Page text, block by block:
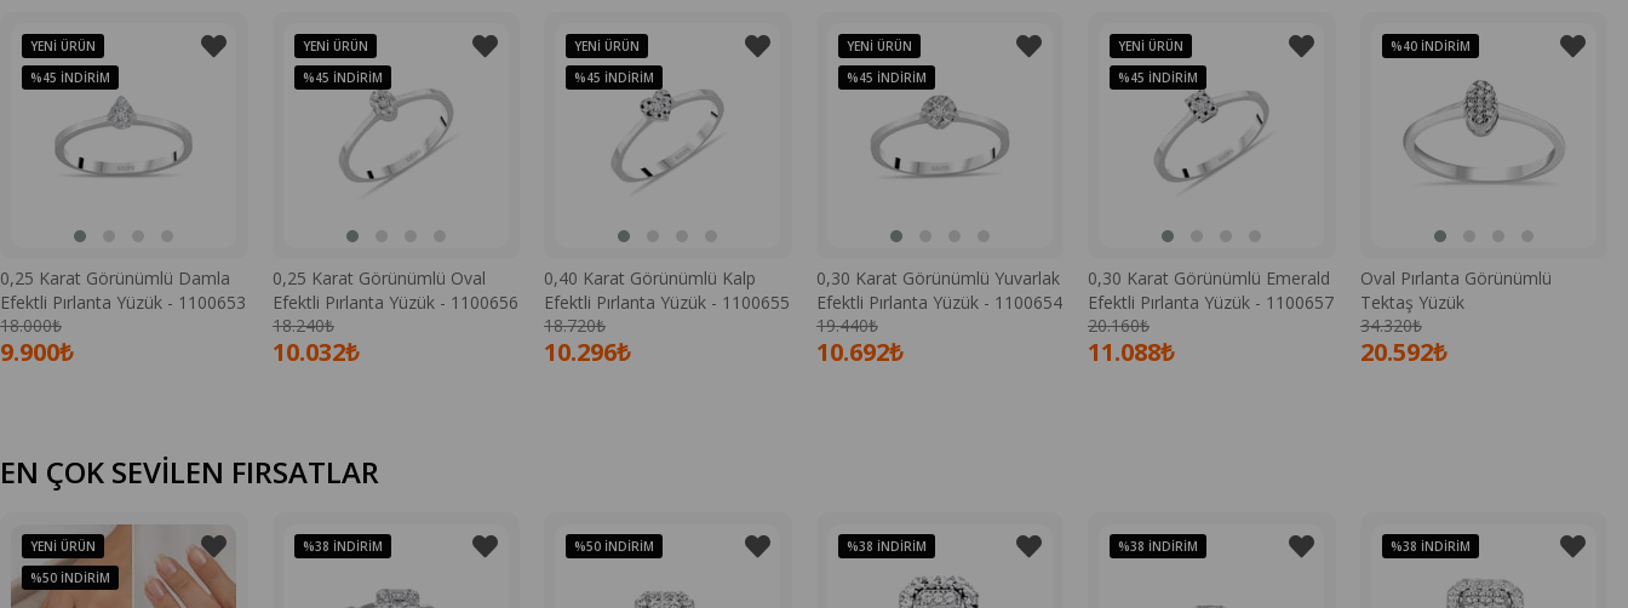
0,25 Karat Görünümlü Damla
Efektli Pırlanta Yüzük - 1100653
9.900₺
18.000₺
YENI ÜRÜN
%45 İNDIRIM
0,25 Karat Görünümlü Oval
Efektli Pırlanta Yüzük - 1100656
10.032₺
18.240₺
YENI ÜRÜN
%45 İNDIRIM
0,40 Karat Görünümlü Kalp
Efektli Pırlanta Yüzük - 1100655
10.296₺
18.720₺
YENI ÜRÜN
%45 İNDIRIM
0,30 Karat Görünümlü Yuvarlak
Efektli Pırlanta Yüzük - 1100654
10.692₺
19.440₺
YENI ÜRÜN
%45 İNDIRIM
0,30 Karat Görünümlü Emerald
Efektli Pırlanta Yüzük - 1100657
11.088₺
20.160₺
YENI ÜRÜN
%45 İNDIRIM
Oval Pırlanta Görünümlü
Tektaş Yüzük
20.592₺
34.320₺
%40 İNDIRIM
EN ÇOK SEVİLEN FIRSATLAR
YENI ÜRÜN
%50 İNDIRIM
%38 İNDIRIM %50 İNDIRIM %38 İNDIRIM %38 İNDIRIM %38 İNDIRIM